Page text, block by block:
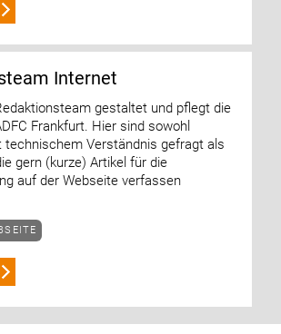
Internet
gestaltet und pflegt die
Frankfurt. Hier sind sowohl
technischem Verständnis gefragt als
gern (kurze) Artikel für die
auf der Webseite verfassen